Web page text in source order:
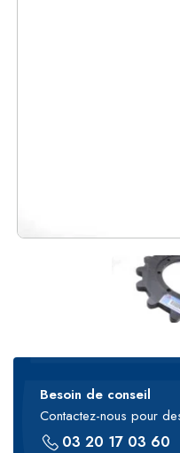
Besoin de conseil
Contactez-nous pour
03 20 17 03 60